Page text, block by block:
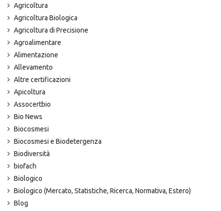
Agricoltura
Agricoltura Biologica
Agricoltura di Precisione
Agroalimentare
Alimentazione
Allevamento
Altre certificazioni
Apicoltura
Assocertbio
Bio News
Biocosmesi
Biocosmesi e Biodetergenza
Biodiversità
biofach
Biologico
Biologico (Mercato, Statistiche, Ricerca, Normativa, Estero)
Blog